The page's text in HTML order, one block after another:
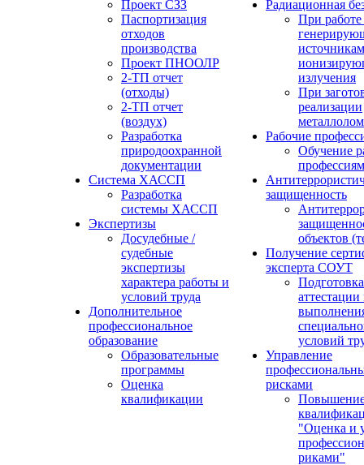
Проект СЗЗ
Паспортизация
отходов
производства
Проект ПНООЛР
2-ТП отчет
(отходы)
2-ТП отчет
(воздух)
Разработка
природоохранной
документации
Система ХАССП
Разработка
системы ХАССП
Экспертизы
Досудебные /
судебные
экспертизы
характера работы и
условий труда
Дополнительное
профессиональное
образование
Образовательные
программы
Оценка
квалификации
Радиационная
При работе
излучения
При
реализации
Рабочие
Обучение
профессиям
защищенность
объектов
Получение
эксперта СОУТ
условий
Управление
рисками
"Оценка и
риками"